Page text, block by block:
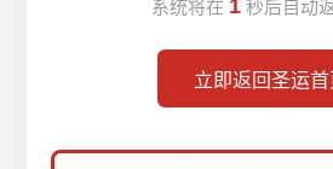
系统将在 1 秒后自动
立即返回圣运首